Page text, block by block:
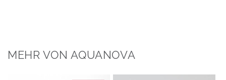
MEHR VON AQUANOVA